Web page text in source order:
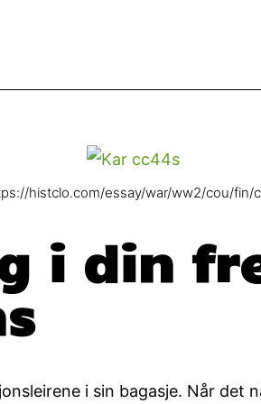
histclo.com/essay/war/ww2/cou/
i din
i sin bagasje. Når